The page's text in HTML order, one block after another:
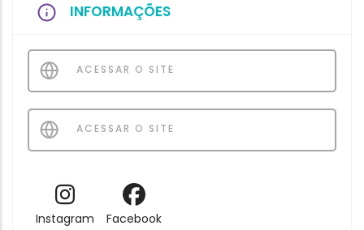
INFORMAÇÕES
ACESSAR O SITE
ACESSAR O SITE
Instagram Facebook